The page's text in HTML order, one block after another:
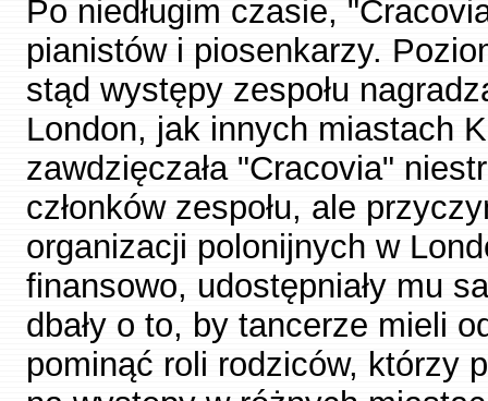
Po niedługim czasie,
pianistów i piosenkarzy.
stąd występy zespołu
London, jak innych miastach
zawdzięczała "Cracovia"
członków zespołu, ale
organizacji polonijnych w
finansowo, udostępniały mu
dbały o to, by tancerze mieli
pominąć roli rodziców, którzy